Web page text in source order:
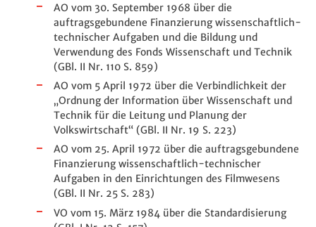
AO vom 30. September 1968 über die
auftragsgebundene Finanzierung wissenschaftlich-
technischer Aufgaben und die Bildung und
Verwendung des Fonds Wissenschaft und Technik
(GBl. II Nr. 110 S. 859)
AO vom 5 April 1972 über die Verbindlichkeit der
„Ordnung der Information über Wissenschaft und
Technik für die Leitung und Planung der
Volkswirtschaft“ (GBl. II Nr. 19 S. 223)
AO vom 25. April 1972 über die auftragsgebundene
Finanzierung wissenschaftlich-technischer
Aufgaben in den Einrichtungen des Filmwesens
(GBl. II Nr. 25 S. 283)
VO vom 15. März 1984 über die Standardisierung